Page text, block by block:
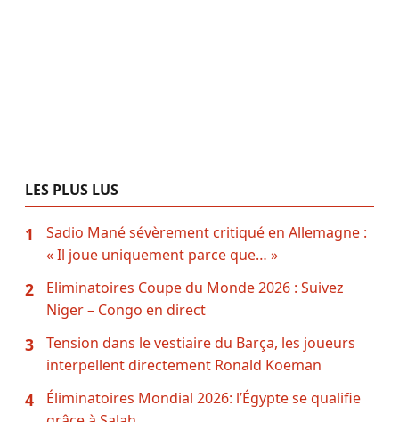
LES PLUS LUS
1
Sadio Mané sévèrement critiqué en Allemagne :
« Il joue uniquement parce que… »
2
Eliminatoires Coupe du Monde 2026 : Suivez
Niger – Congo en direct
3
Tension dans le vestiaire du Barça, les joueurs
interpellent directement Ronald Koeman
4
Éliminatoires Mondial 2026: l’Égypte se qualifie